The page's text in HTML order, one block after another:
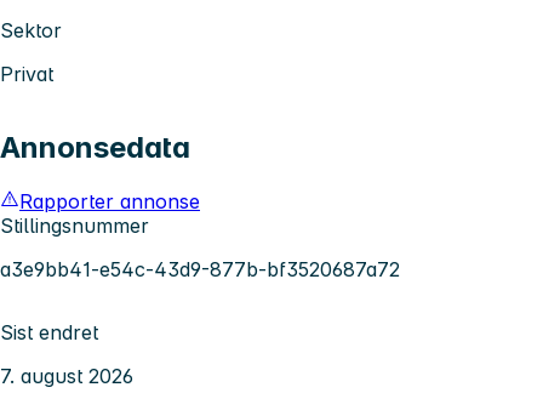
Sektor
Privat
Annonsedata
Rapporter annonse
Stillingsnummer
a3e9bb41-e54c-43d9-877b-bf3520687a72
Sist endret
7. august 2026